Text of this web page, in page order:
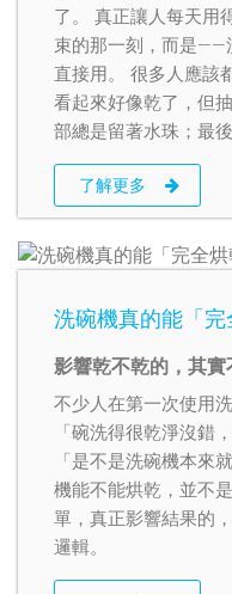
了。 真正讓人每天用
束的那一刻，而是——
直接用。 很多人應該
看起來好像乾了，但
部總是留著水珠；最
拿抹布擦一遍。 這時
跟「真的烘得乾」，
了解更多
洗碗機真的能「完
影響乾不乾的，其
不少人在第一次使用
「碗洗得很乾淨沒錯
「是不是洗碗機本來
機能不能烘乾，並不
單，真正影響結果的
邏輯。